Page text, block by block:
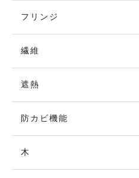
フリンジ
繊維
遮熱
防カビ機能
木